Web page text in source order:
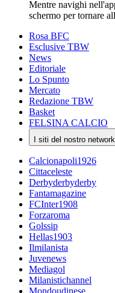
Mentre navighi
schermo per tornare
Rosa BFC
Esclusive TBW
News
Editoriale
Lo Spunto
Mercato
Redazione TBW
Basket
FELSINA CALCIO
I siti del nostro network
Calcionapoli1926
Cittaceleste
Derbyderbyderby
Fantamagazine
FCInter1908
Forzaroma
Golssip
Hellas1903
Ilmilanista
Juvenews
Mediagol
Milanistichannel
Mondoudinese